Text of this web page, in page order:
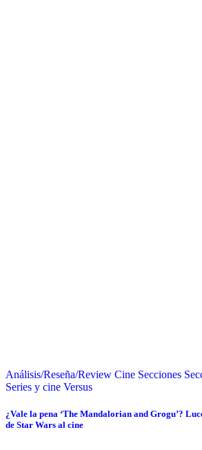
Análisis/Reseña/Review Cine Secciones
Series y cine Versus
¿Vale la pena ‘The Mandalorian and Grogu’?
de Star Wars al cine